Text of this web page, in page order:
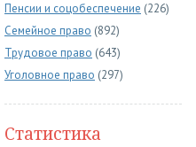
Пенсии и соцобеспечение (226)
Семейное право (892)
Трудовое право (643)
Уголовное право (297)
Статистика